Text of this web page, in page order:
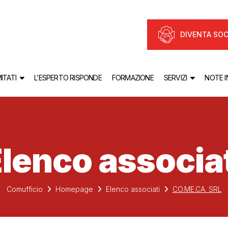
DIVENTA
L’ESPERTO RISPONDE FORMAZIONE SERVIZI NOTE
Comufficio Homepage Elenco associati CO.ME.CA. SRL